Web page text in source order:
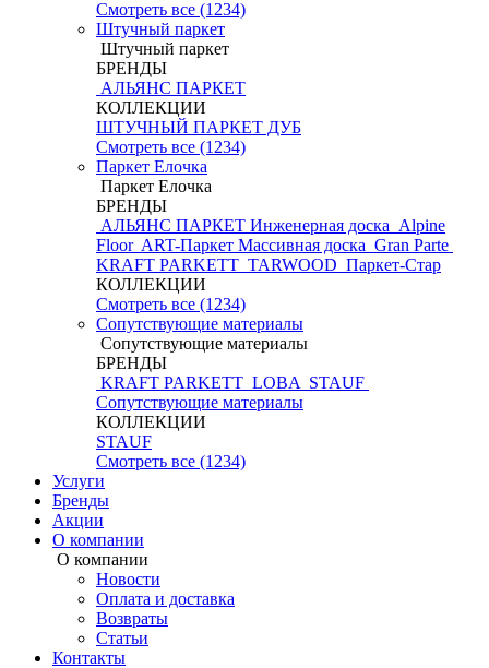
Смотреть все (1234)
Штучный паркет
Штучный паркет
БРЕНДЫ
АЛЬЯНС ПАРКЕТ
КОЛЛЕКЦИИ
ШТУЧНЫЙ ПАРКЕТ ДУБ
Смотреть все (1234)
Паркет Елочка
Паркет Елочка
БРЕНДЫ
АЛЬЯНС ПАРКЕТ Инженерная доска Alpine
Floor ART-Паркет Массивная доска Gran Parte
KRAFT PARKETT TARWOOD Паркет-Стар
КОЛЛЕКЦИИ
Смотреть все (1234)
Сопутствующие материалы
Сопутствующие материалы
БРЕНДЫ
KRAFT PARKETT LOBA STAUF
Сопутствующие материалы
КОЛЛЕКЦИИ
STAUF
Смотреть все (1234)
Услуги
Бренды
Акции
О компании
О компании
Новости
Оплата и доставка
Возвраты
Статьи
Контакты